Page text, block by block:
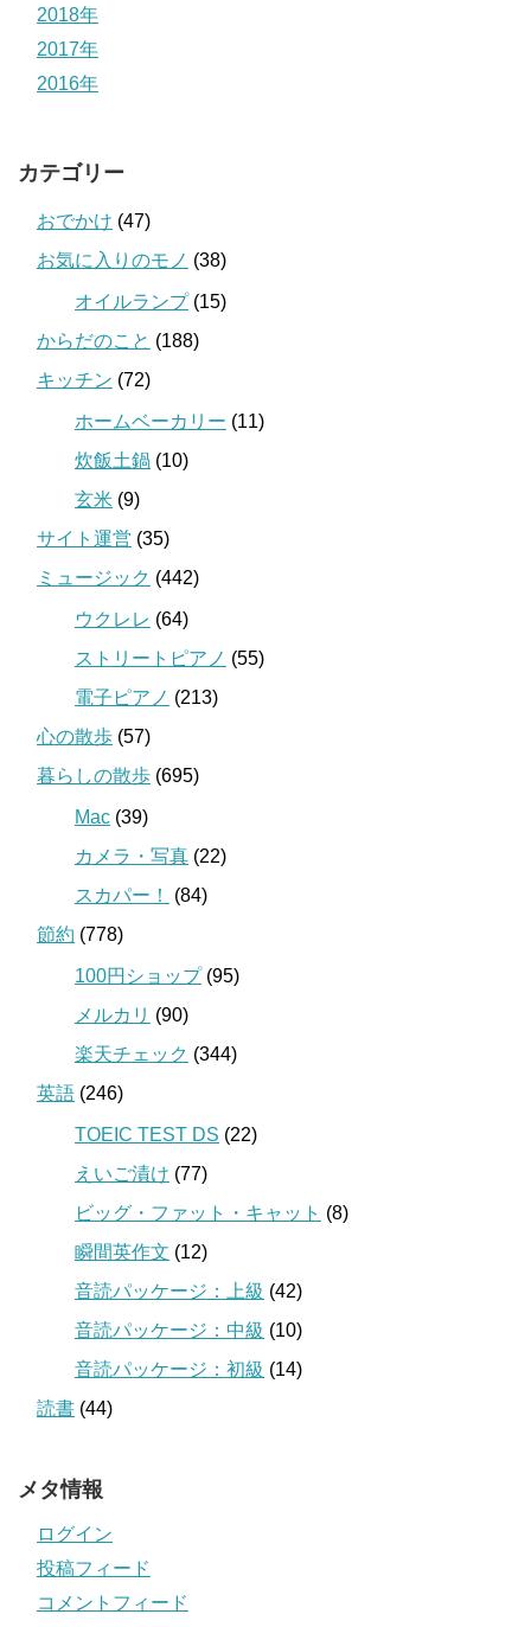
2018年
2017年
2016年
カテゴリー
おでかけ (47)
お気に入りのモノ (38)
オイルランプ(15)
からだのこと (188)
キッチン (72)
ホームベーカリー (11)
炊飯土鍋 (10)
玄米 (9)
サイト運営 (35)
ミュージック (442)
ウクレレ (64)
ストリートピアノ (55)
電子ピアノ (213)
心の散歩 (57)
暮らしの散歩 (695)
Mac (39)
カメラ・写真 (22)
スカパー！
(84)
節約 (778)
100円ショップ(95)
メルカリ (90)
楽天チェック (344)
英語 (246)
TOEIC TEST DS (22)
えいご漬け (77)
ビッグ・ファット・キャット (8)
瞬間英作文 (12)
音読パッケージ：上級 (42)
音読パッケージ：中級 (10)
音読パッケージ：初級 (14)
読書 (44)
メタ情報
ログイン
投稿フィード
コメントフィード